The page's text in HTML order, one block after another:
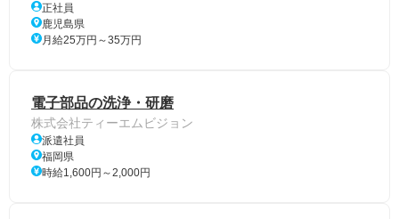
正社員
鹿児島県
月給25万円～35万円
電子部品の洗浄・研磨
株式会社ティーエムビジョン
派遣社員
福岡県
時給1,600円～2,000円